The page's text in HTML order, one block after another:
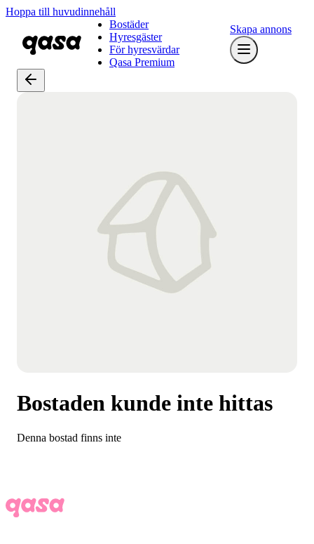
Hoppa till huvudinnehåll
Bostäder
Hyresgäster
För hyresvärdar
Qasa Premium
Skapa annons
Bostaden kunde inte hittas
Denna bostad finns inte